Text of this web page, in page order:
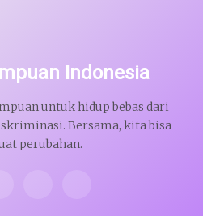
Indonesia
untuk hidup bebas dari
Bersama, kita bisa
perubahan.